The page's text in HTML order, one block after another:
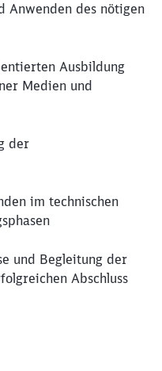
Anwenden des nötigen
Ausbildung
Medien und
der
im technischen
und Begleitung der
Abschluss